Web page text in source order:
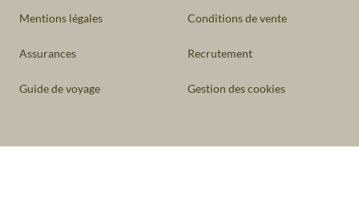
Mentions légales Conditions de vente
Assurances Recrutement
Guide de voyage Gestion des cookies